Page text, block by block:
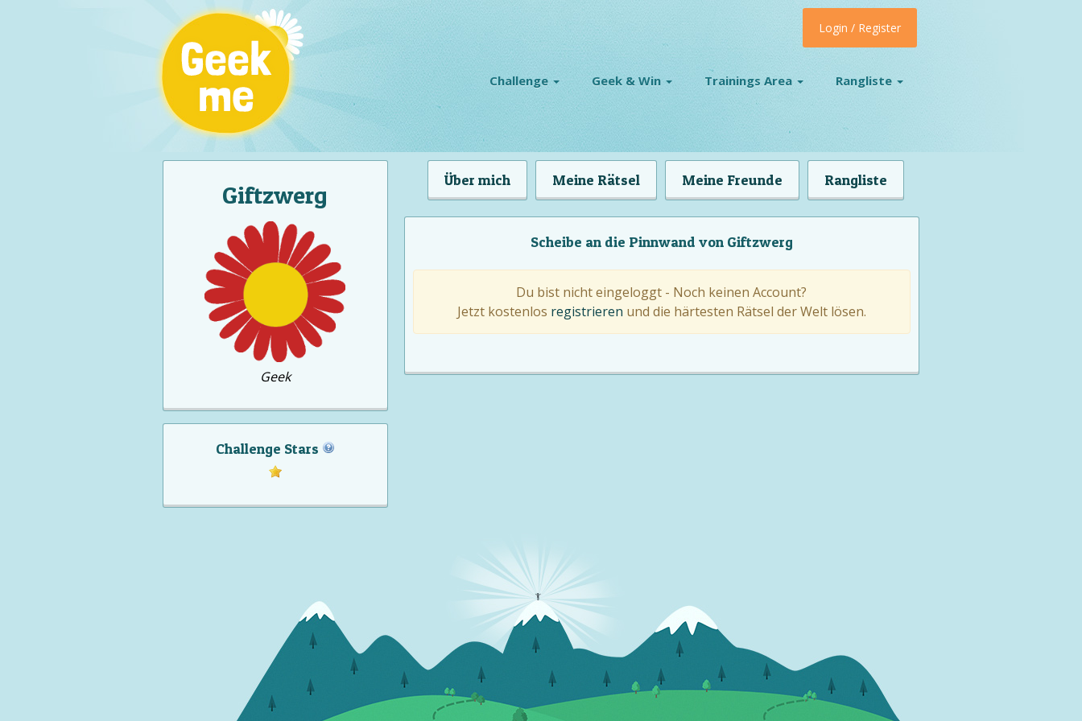
Challenge Geek & Win Trainings Area Rangliste
Login / Register
Giftzwerg
Geek
Challenge Stars
Über mich Meine Rätsel Meine Freunde Rangliste
Scheibe an die Pinnwand von Giftzwerg
Du bist nicht eingeloggt - Noch keinen Account?
Jetzt kostenlos registrieren und die härtesten Rätsel der Welt lösen.